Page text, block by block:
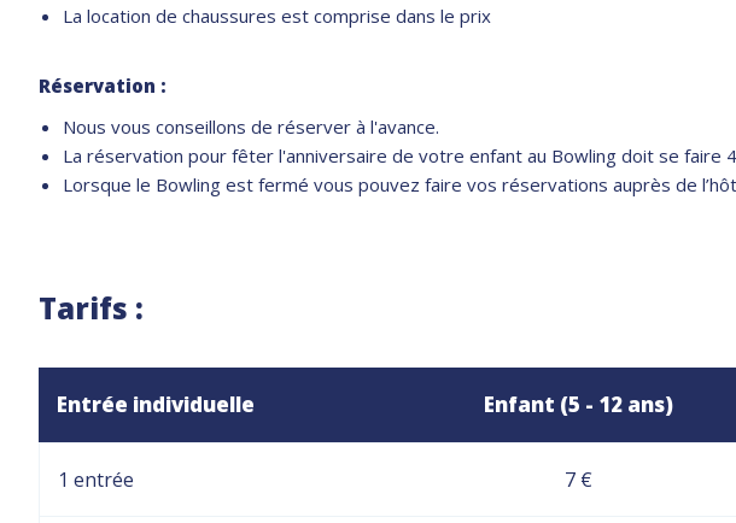
La location de chaussures est comprise dans le prix
Réservation :
Nous vous conseillons de réserver à l'avance.
La réservation pour fêter l'anniversaire de votre enfant au Bowling doit se faire
Lorsque le Bowling est fermé vous pouvez faire vos réservations auprès de
Tarifs :
Entrée individuelle Enfant (5 - 12 ans)
1 entrée 7 €